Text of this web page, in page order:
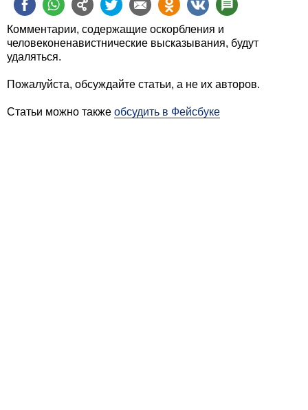
Комментарии, содержащие оскорбления и
человеконенавистнические высказывания, будут
удаляться.
Пожалуйста, обсуждайте статьи, а не их авторов.
Статьи можно также обсудить в Фейсбуке